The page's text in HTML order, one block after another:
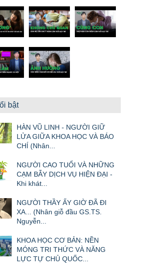
bật
HÀN VŨ LINH - NGƯỜI GIỮ
LỬA GIỮA KHOA HỌC VÀ BÁO
CHÍ (Nhân...
NGƯỜI CAO TUỔI VÀ NHỮNG
CẠM BẪY DỊCH VỤ HIỆN ĐẠI -
Khi khát...
NGƯỜI THẦY ẤY GIỜ ĐÃ ĐI
XA... (Nhân giỗ đầu GS.TS.
Nguyễn...
KHOA HỌC CƠ BẢN: NỀN
MÓNG TRI THỨC VÀ NĂNG
LỰC TỰ CHỦ QUỐC...